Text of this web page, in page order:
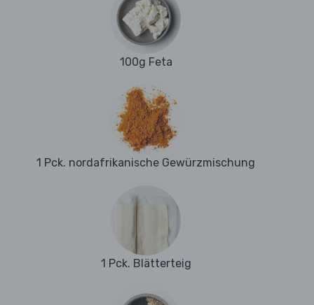
100g Feta
1 Pck. nordafrikanische Gewürzmischung
1 Pck. Blätterteig